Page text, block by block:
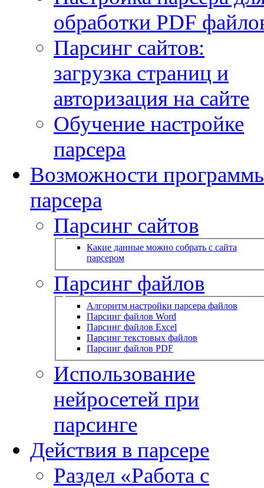
обработки PDF
Парсинг сайтов:
загрузка страниц и
авторизация на сайте
Обучение настройке
парсера
Возможности
парсера
Парсинг сайтов
Какие данные можно собрать с сайта
парсером
Парсинг файлов
Алгоритм настройки парсера файлов
Парсинг файлов Word
Парсинг файлов Excel
Парсинг текстовых файлов
Парсинг файлов PDF
Использование
нейросетей при
парсинге
Действия в парсере
Раздел «Работа с